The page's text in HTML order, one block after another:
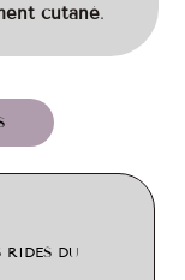
cutané.
RIDES DU